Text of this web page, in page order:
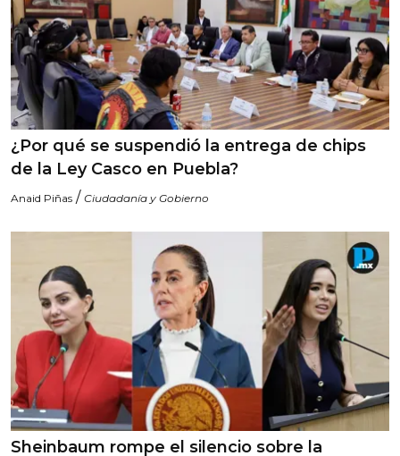
¿Por qué se suspendió la entrega de chips
de la Ley Casco en Puebla?
Anaid Piñas / Ciudadanía y Gobierno
Sheinbaum rompe el silencio sobre la